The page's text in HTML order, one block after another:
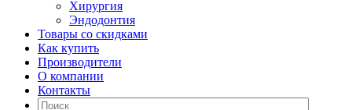
Хирургия
Эндодонтия
Товары со скидками
Как купить
Производители
О компании
Контакты